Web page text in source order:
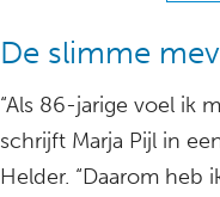
De slimme
“Als 86-jarige voel ik
schrijft Marja Pijl in
Helder. “Daarom heb